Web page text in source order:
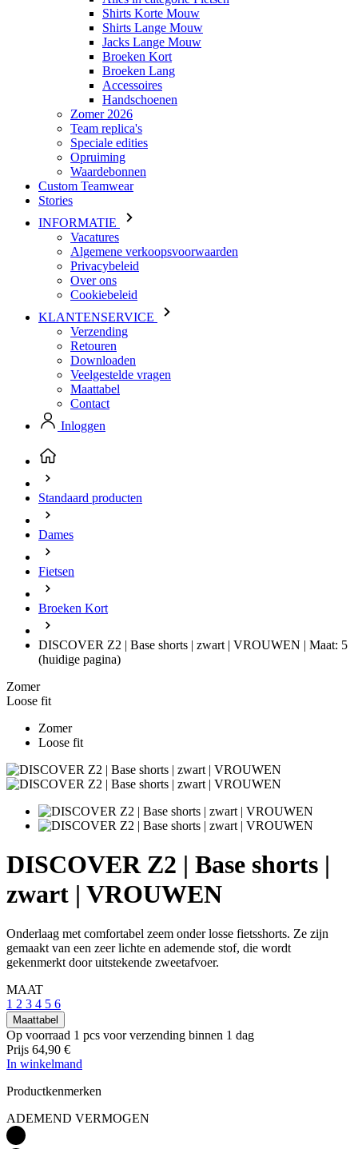
Shirts Korte Mouw
Shirts Lange Mouw
Jacks Lange Mouw
Broeken Kort
Broeken Lang
Accessoires
Handschoenen
Zomer 2026
Team replica's
Speciale edities
Opruiming
Waardebonnen
Custom Teamwear
Stories
INFORMATIE
Vacatures
Algemene verkoopsvoorwaarden
Privacybeleid
Over ons
Cookiebeleid
KLANTENSERVICE
Verzending
Retouren
Downloaden
Veelgestelde vragen
Maattabel
Contact
Inloggen
Standaard producten
Dames
Fietsen
Broeken Kort
DISCOVER Z2 | Base shorts | zwart | VROUWEN | Maat: 5
(huidige pagina)
Zomer
Loose fit
Zomer
Loose fit
DISCOVER Z2 | Base shorts |
zwart | VROUWEN
Onderlaag met comfortabel zeem onder losse fietsshorts. Ze zijn
gemaakt van een zeer lichte en ademende stof, die wordt
gekenmerkt door uitstekende zweetafvoer.
MAAT
1 2 3 4 5 6
Maattabel
Op voorraad 1 pcs voor verzending binnen 1 dag
Prijs 64,90 €
In winkelmand
Productkenmerken
ADEMEND VERMOGEN